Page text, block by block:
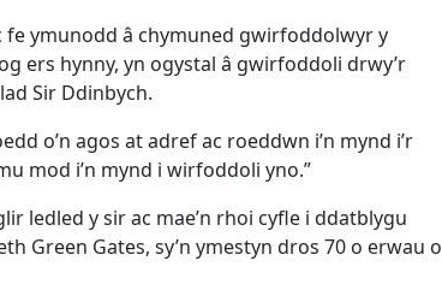
fe ymunodd â chymuned gwirfoddolwyr y
ers hynny, yn ogystal â gwirfoddoli drwy’r
Sir Ddinbych.
o’n agos at adref ac roeddwn i’n mynd i’r
mod i’n mynd i wirfoddoli yno.”
ledled y sir ac mae’n rhoi cyfle i ddatblygu
Green Gates, sy’n ymestyn dros 70 o erwau o